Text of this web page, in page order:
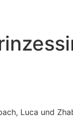
Luca und